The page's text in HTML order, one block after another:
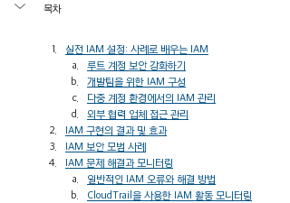
목차
실전 IAM 설정: 사례로 배우는 IAM
루트 계정 보안 강화하기
개발팀을 위한 IAM 구성
다중 계정 환경에서의 IAM 관리
외부 협력 업체 접근 관리
IAM 구현의 결과 및 효과
IAM 보안 모범 사례
IAM 문제 해결과 모니터링
일반적인 IAM 오류와 해결 방법
CloudTrail을 사용한 IAM 활동 모니터링